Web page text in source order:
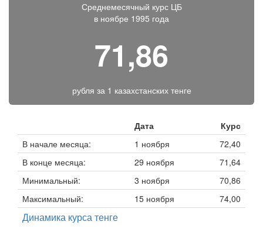
Среднемесячный курс ЦБ
в ноябре 1995 года
71,86
рубля за 1 казахстанских тенге
Дата
Курс
В начале месяца:
1 ноября
72,40
В конце месяца:
29 ноября
71,64
Минимальный:
3 ноября
70,86
Максимальный:
15 ноября 74,00
Динамика курса тенге